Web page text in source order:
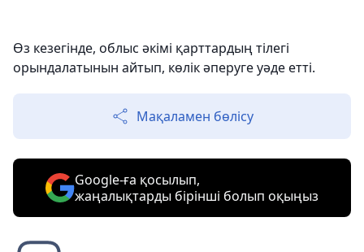
Өз кезегінде, облыс əкімі қарттардың тілегі
орындалатынын айтып, көлік əперуге уəде етті.
Мақаламен бөлісу
Google-ға қосылып,
жаңалықтарды бірінші болып оқыңыз